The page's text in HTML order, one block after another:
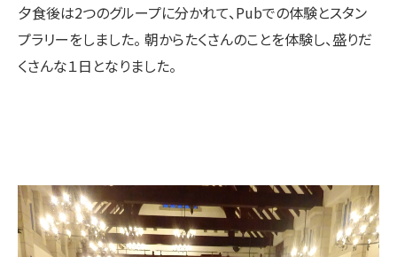
夕食後は2つのグループに分かれて、Pubでの体験とスタン
プラリーをしました。 朝からたくさんのことを体験し、盛りだ
くさんな１日となりました。